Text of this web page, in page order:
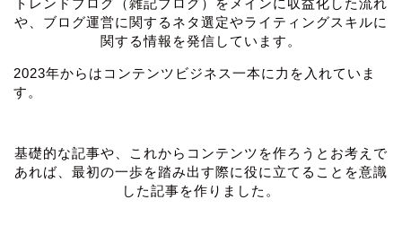
や、ブログ運営に関するネタ選定やライティングスキルに
関する情報を発信しています。
2023年からはコンテンツビジネス一本に力を入れていま
す。
基礎的な記事や、これからコンテンツを作ろうとお考えで
あれば、最初の一歩を踏み出す際に役に立てることを意識
した記事を作りました。